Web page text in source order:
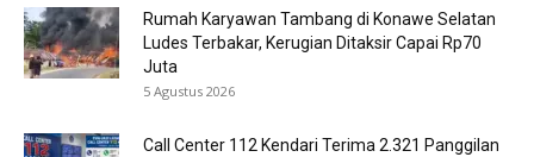
Rumah Karyawan Tambang di Konawe Selatan
Ludes Terbakar, Kerugian Ditaksir Capai Rp70
Juta
5 Agustus 2026
Call Center 112 Kendari Terima 2.321 Panggilan